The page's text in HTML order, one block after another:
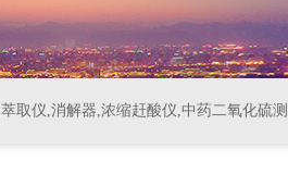
取仪,消解器,浓缩赶酸仪,中药二氧化硫